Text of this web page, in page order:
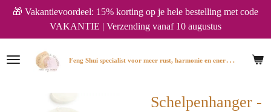
Ga
naar
de
hoofdinhoud
F
eng Shui specialist voor meer rust, harmonie en energie in huis.
🎁 Vakantievoordeel: 15% korting op je hele bestelling met code
VAKANTIE | Verzending vanaf 10 augustus
Schelpenhanger -